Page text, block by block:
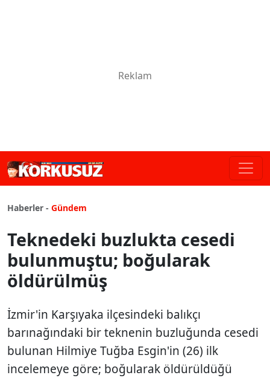
Haberler - Gündem
Teknedeki buzlukta cesedi
bulunmuştu; boğularak
öldürülmüş
İzmir'in Karşıyaka ilçesindeki balıkçı
barınağındaki bir teknenin buzluğunda cesedi
bulunan Hilmiye Tuğba Esgin'in (26) ilk
incelemeye göre; boğularak öldürüldüğü